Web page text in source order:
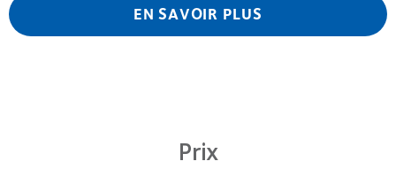
EN SAVOIR PLUS
Prix